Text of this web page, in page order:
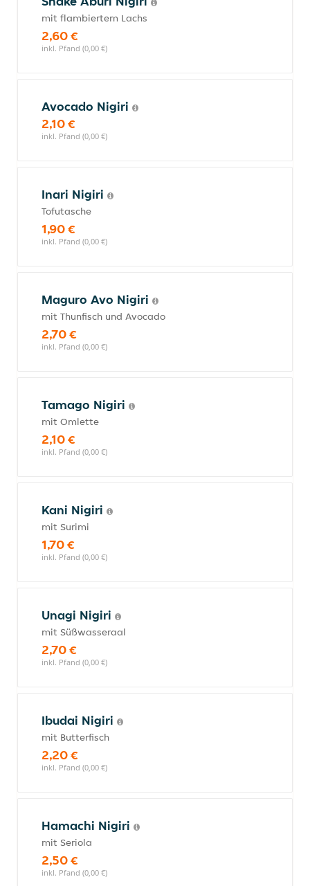
mit flambiertem Lachs
2,60 €
inkl. Pfand (0,00 €)
Avocado Nigiri
2,10 €
inkl. Pfand (0,00 €)
Inari Nigiri
Tofutasche
1,90 €
inkl. Pfand (0,00 €)
Maguro Avo Nigiri
mit Thunfisch und Avocado
2,70 €
inkl. Pfand (0,00 €)
Tamago Nigiri
mit Omlette
2,10 €
inkl. Pfand (0,00 €)
Kani Nigiri
mit Surimi
1,70 €
inkl. Pfand (0,00 €)
Unagi Nigiri
mit Süßwasseraal
2,70 €
inkl. Pfand (0,00 €)
Ibudai Nigiri
mit Butterfisch
2,20 €
inkl. Pfand (0,00 €)
Hamachi Nigiri
mit Seriola
2,50 €
inkl. Pfand (0,00 €)